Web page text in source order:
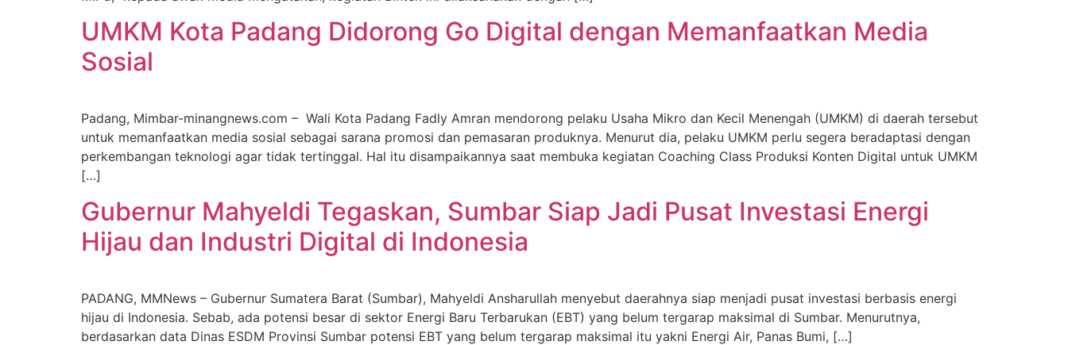
UMKM Kota Padang Didorong Go Digital dengan Memanfaatkan Media
Sosial
Padang, Mimbar-minangnews.com – Wali Kota Padang Fadly Amran mendorong pelaku Usaha Mikro dan Kecil Menengah (UMKM) di daerah tersebut
untuk memanfaatkan media sosial sebagai sarana promosi dan pemasaran produknya. Menurut dia, pelaku UMKM perlu segera beradaptasi dengan
perkembangan teknologi agar tidak tertinggal. Hal itu disampaikannya saat membuka kegiatan Coaching Class Produksi Konten Digital untuk UMKM
[…]
Gubernur Mahyeldi Tegaskan, Sumbar Siap Jadi Pusat Investasi Energi
Hijau dan Industri Digital di Indonesia
PADANG, MMNews – Gubernur Sumatera Barat (Sumbar), Mahyeldi Ansharullah menyebut daerahnya siap menjadi pusat investasi berbasis energi
hijau di Indonesia. Sebab, ada potensi besar di sektor Energi Baru Terbarukan (EBT) yang belum tergarap maksimal di Sumbar. Menurutnya,
berdasarkan data Dinas ESDM Provinsi Sumbar potensi EBT yang belum tergarap maksimal itu yakni Energi Air, Panas Bumi, […]